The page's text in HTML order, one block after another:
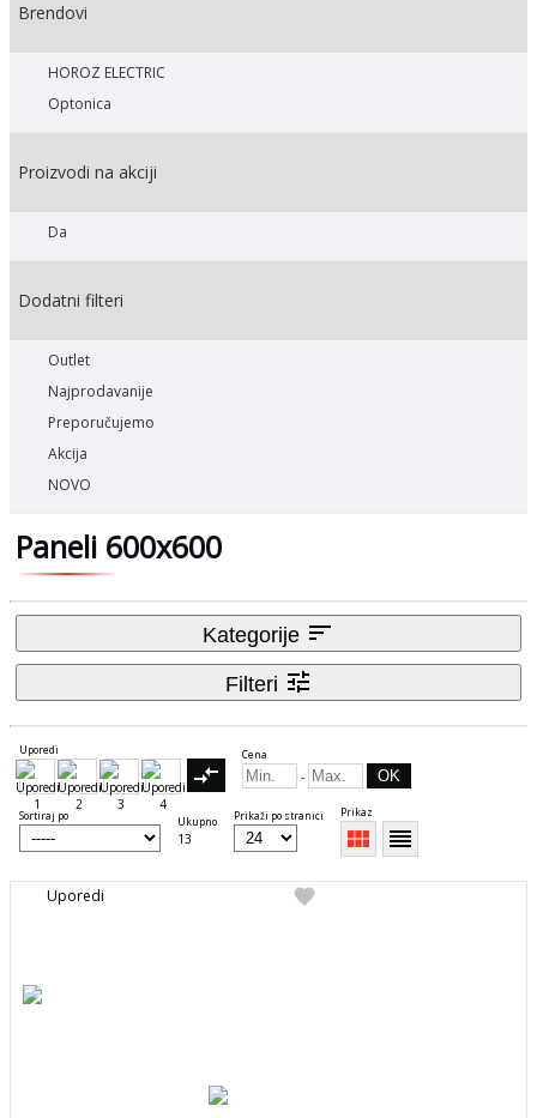
Brendovi
HOROZ ELECTRIC
Optonica
Proizvodi na akciji
Da
Dodatni filteri
Outlet
Najprodavanije
Preporučujemo
Akcija
NOVO
Paneli 600x600
Kategorije sort
Filteri tune
Uporedi
compare_arrows
Cena
- OK
Sortiraj po Ukupno
13
Prikaži po stranici Prikaz
view_module reorder
favorite
Uporedi